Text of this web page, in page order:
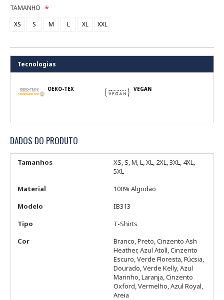
TAMANHO
XS
S M L XL XXL
Tecnologias
OEKO-TEX VEGAN
DADOS DO PRODUTO
Tamanhos
XS, S, M, L, XL, 2XL, 3XL, 4XL,
5XL
Material
100% Algodão
Modelo
IB313
Tipo
T-Shirts
Cor
Branco, Preto, Cinzento Ash
Heather, Azul Atoll, Cinzento
Escuro, Verde Floresta, Fúcsia,
Dourado, Verde Kelly, Azul
Marinho, Laranja, Cinzento
Oxford, Vermelho, Azul Royal,
Areia